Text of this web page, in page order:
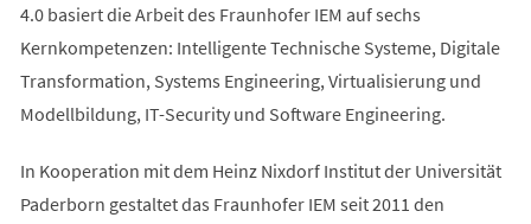
4.0 basiert die Arbeit des Fraunhofer IEM auf sechs
Kernkompetenzen: Intelligente Technische Systeme, Digitale
Transformation, Systems Engineering, Virtualisierung und
Modellbildung, IT-Security und Software Engineering.
In Kooperation mit dem Heinz Nixdorf Institut der Universität
Paderborn gestaltet das Fraunhofer IEM seit 2011 den